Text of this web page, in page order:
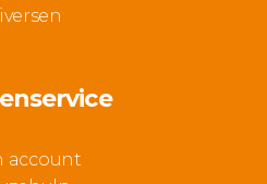
account